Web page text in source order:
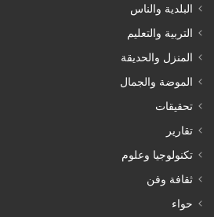
البلدية والناس
التربية والتعليم
المنزل والحديقة
الموضة والجمال
تحقيقات
تقارير
تكنولوجيا وعلوم
ثقافة وفن
حواء